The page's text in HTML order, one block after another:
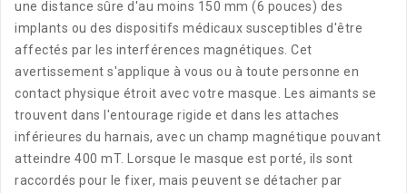
une distance sûre d'au moins 150 mm (6 pouces) des
implants ou des dispositifs médicaux susceptibles d'être
affectés par les interférences magnétiques. Cet
avertissement s'applique à vous ou à toute personne en
contact physique étroit avec votre masque. Les aimants se
trouvent dans l'entourage rigide et dans les attaches
inférieures du harnais, avec un champ magnétique pouvant
atteindre 400 mT. Lorsque le masque est porté, ils sont
raccordés pour le fixer, mais peuvent se détacher par